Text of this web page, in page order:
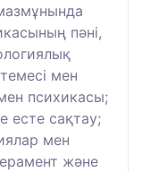
пәні,
мен
психикасы;
есте сақтау;
мен
және